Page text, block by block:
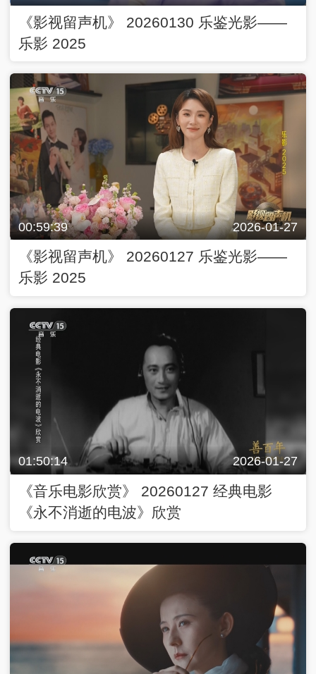
《影视留声机》 20260130 乐鉴光影——
乐影 2025
00:59:39 2026-01-27
《影视留声机》 20260127 乐鉴光影——
乐影 2025
01:50:14 2026-01-27
《音乐电影欣赏》 20260127 经典电影
《永不消逝的电波》欣赏